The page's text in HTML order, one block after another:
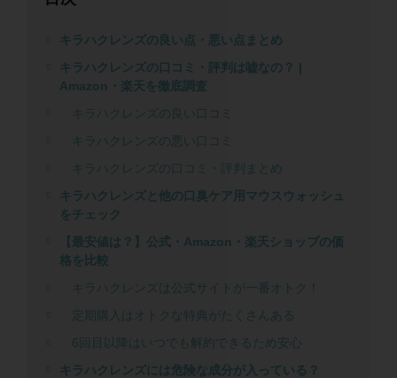
キラハクレンズの良い点・悪い点まとめ
キラハクレンズの口コミ・評判は嘘なの？ |
Amazon・楽天を徹底調査
キラハクレンズの良い口コミ
キラハクレンズの悪い口コミ
キラハクレンズの口コミ・評判まとめ
キラハクレンズと他の口臭ケア用マウスウォッシュ
をチェック
【最安値は？】公式・Amazon・楽天ショップの価
格を比較
キラハクレンズは公式サイトが一番オトク！
定期購入はオトクな特典がたくさんある
6回目以降はいつでも解約できるため安心
キラハクレンズには危険な成分が入っている？